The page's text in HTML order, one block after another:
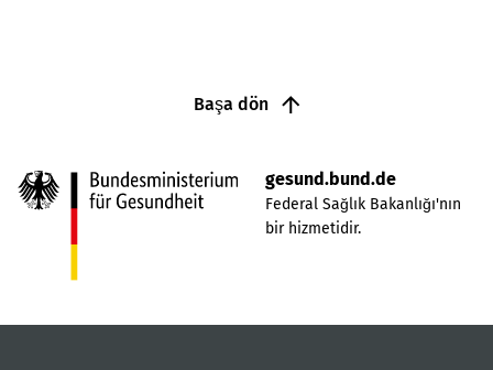
Başa dön
gesund.bund.de
Federal Sağlık Bakanlığı'nın
bir hizmetidir.